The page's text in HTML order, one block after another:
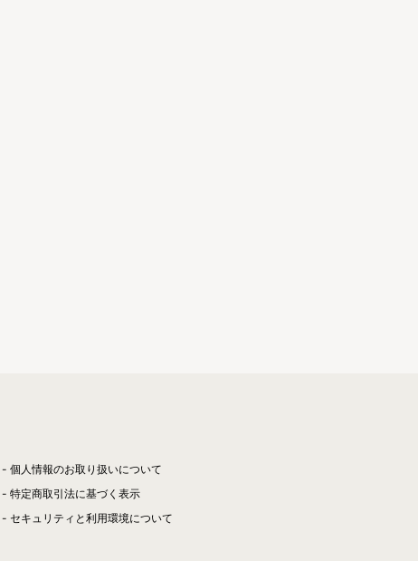
個人情報のお取り扱いについて
特定商取引法に基づく表示
セキュリティと利用環境について